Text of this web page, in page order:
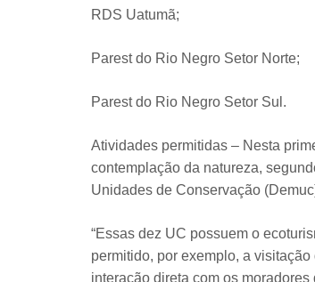
RDS Uatumã;
Parest do Rio Negro Setor Norte;
Parest do Rio Negro Setor Sul.
Atividades permitidas – Nesta
contemplação da natureza,
Unidades de Conservação
“Essas dez UC possuem o
permitido, por exemplo, a
interação direta com os moradores